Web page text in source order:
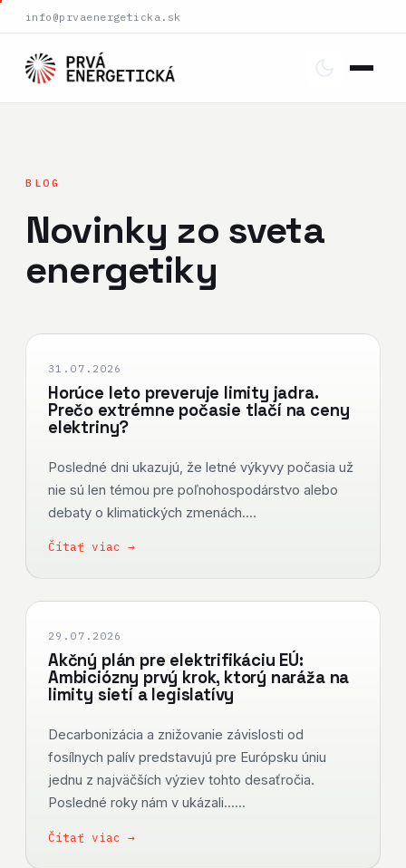
info@prvaenergeticka.sk
BLOG
Novinky zo sveta
energetiky
31.07.2026
Horúce leto preveruje limity jadra.
Prečo extrémne počasie tlačí na ceny
elektriny?
Posledné dni ukazujú, že letné výkyvy počasia už
nie sú len témou pre poľnohospodárstvo alebo
debaty o klimatických zmenách....
Čítať viac →
29.07.2026
Akčný plán pre elektrifikáciu EÚ:
Ambiciózny prvý krok, ktorý naráža na
limity sietí a legislatívy
Decarbonizácia a znižovanie závislosti od
fosílnych palív predstavujú pre Európsku úniu
jednu z najväčších výziev tohto desaťročia.
Posledné roky nám v ukázali......
Čítať viac →